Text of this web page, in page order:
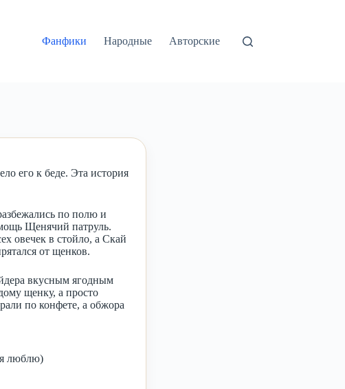
Фанфики Народные Авторские
его к беде. Эта история
по полю и
Щенячий патруль.
овечек в стойло, а Скай
от щенков.
вкусным ягодным
щенку, а просто
по конфете, а обжора
люблю)